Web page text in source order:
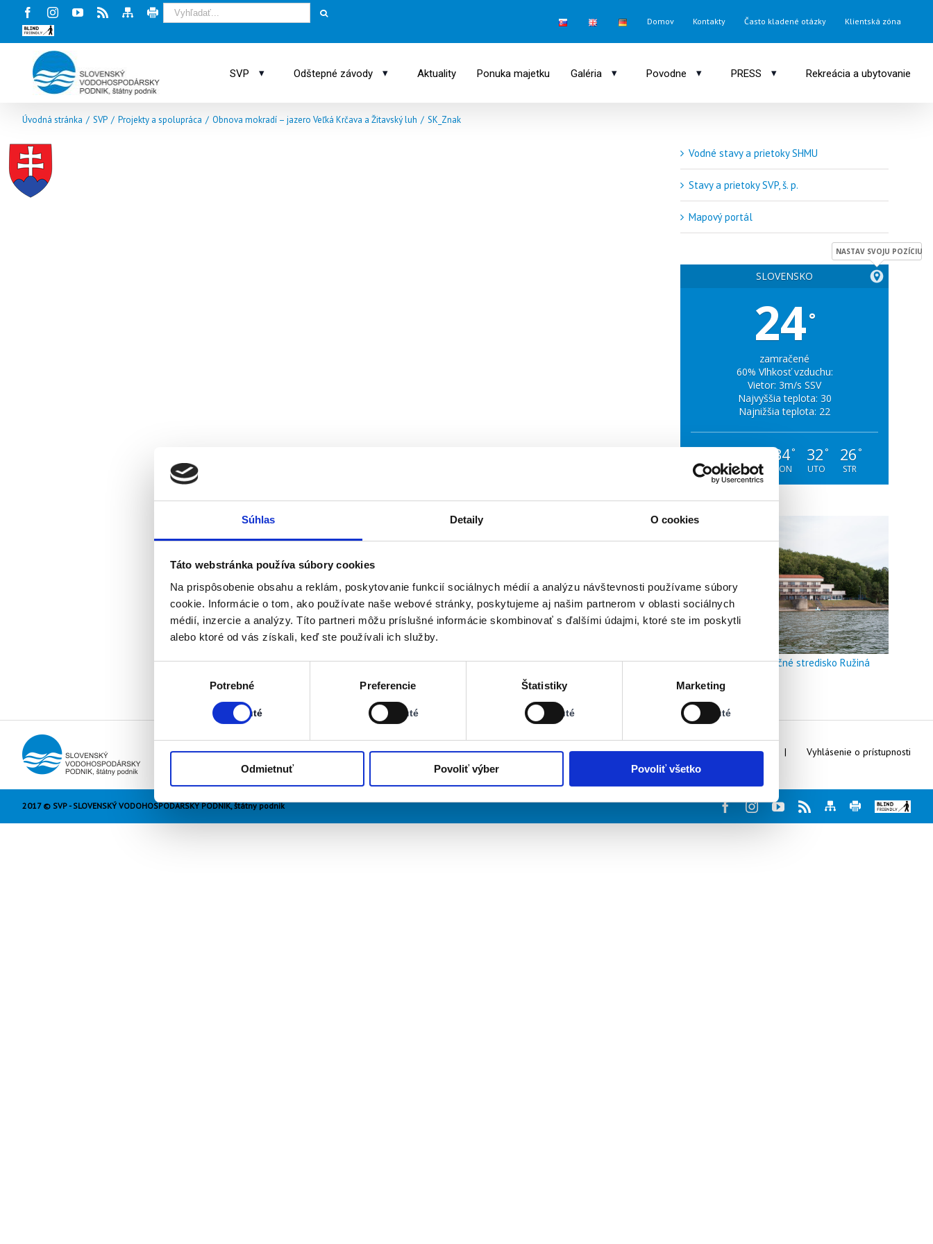
Súhlas Detaily O cookies
Táto webstránka používa súbory cookies
Na prispôsobenie obsahu a reklám, poskytovanie funkcií sociálnych médií a analýzu návštevnosti používame súbory
cookie. Informácie o tom, ako používate naše webové stránky, poskytujeme aj našim partnerom v oblasti sociálnych
médií, inzercie a analýzy. Títo partneri môžu príslušné informácie skombinovať s ďalšími údajmi, ktoré ste im poskytli
alebo ktoré od vás získali, keď ste používali ich služby.
Potrebné
Zapnuté
Stav:
Zapnuté
Preferencie
Vypnuté
Stav:
Vypnuté
Štatistiky
Vypnuté
Stav:
Vypnuté
Marketing
Vypnuté
Stav:
Vypnuté
Odmietnuť Povoliť výber Povoliť všetko
FacebookInstagram
YoutubeRssMapa Tlač
stránky
Blind
friendly
Domov Kontakty Často kladené otázky Klientská zóna
SVP ▾ Odštepné závody ▾ Aktuality Ponuka majetku Galéria ▾ Povodne ▾ PRESS ▾ Rekreácia a ubytovanie
Úvodná stránka / SVP / Projekty a spolupráca / Obnova mokradí – jazero Veľká Krčava a Žitavský luh / SK_Znak
Vodné stavy a prietoky SHMU
Stavy a prietoky SVP, š. p.
Mapový portál
SLOVENSKO
NASTAV SVOJU POZÍCIU
24°
zamračené
60% Vlhkosť vzduchu:
Vietor: 3m/s SSV
Najvyššia teplota: 30
Najnižšia teplota: 22
°
SOB
°
NED
34°
PON
32 °
UTO
26 °
STR
Doškoľovacie a rekreačné stredisko Ružiná
Webmaster Kontakty Vyhlásenie o prístupnosti
2017 © SVP - SLOVENSKÝ VODOHOSPODÁRSKY PODNIK, štátny podnik FacebookInstagram
Youtube
RssMapaTlač
Blind